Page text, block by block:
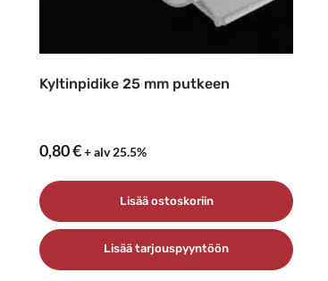
Kyltinpidike 25 mm putkeen
0,80€+ alv 25.5%
Lisää ostoskoriin
Lisää tarjouspyyntöön